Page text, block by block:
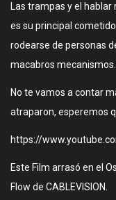
Las trampas y el
es su principal
rodearse de personas
macabros mecanismos.
No te vamos a contar
atraparon, esperemos
https://
Este Film arrasó en el
Flow de CABLEVISION.